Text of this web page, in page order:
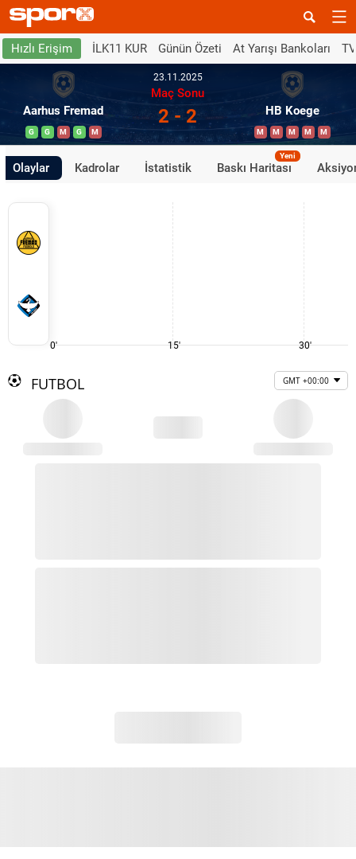
Hızlı Erişim İLK11 KUR Günün Özeti At Yarışı Bankoları
Aarhus Fremad
G G M G M
23.11.2025
Maç Sonu
2 - 2 HB Koege
M M M M M
Olaylar Kadrolar İstatistik Baskı Haritası
Yeni
0' 15' 30'
FUTBOL GMT +00:00